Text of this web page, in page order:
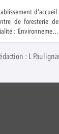
d'accueil
de foresterie
: L